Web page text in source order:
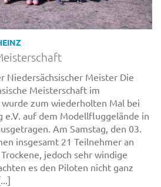
Niedersächsischer Meister Die
Meisterschaft im
zum wiederholten Mal bei
e.V. auf dem Modellfluggelände in
Am Samstag, den 03.
insgesamt 21 Teilnehmer an
jedoch sehr windige
es den Piloten nicht ganz